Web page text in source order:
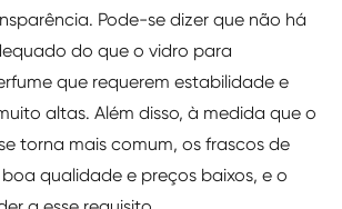
Pode-se dizer que não há
do que o vidro para
que requerem estabilidade e
altas. Além disso, à medida que o
torna mais comum, os frascos de
qualidade e preços baixos, e o